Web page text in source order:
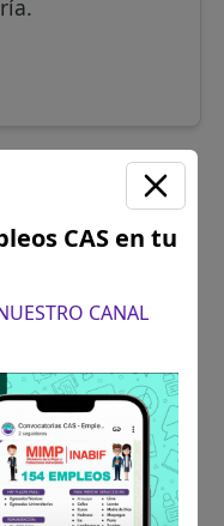
CAS en tu
CANAL